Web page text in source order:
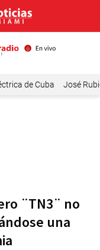
de Cuba José
¨TN3¨ no
una